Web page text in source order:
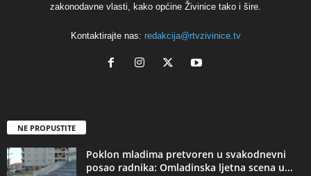
zakonodavne vlasti, kako općine Živinice tako i šire.
Kontaktirajte nas: redakcija@rtvzivinice.tv
NE PROPUSTITE
Poklon mladima pretvoren u svakodnevni
posao radnika: Omladinska ljetna scena u...